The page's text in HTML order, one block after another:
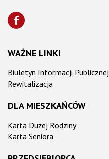
WAŻNE LINKI
Biuletyn Informacji Publicznej
Rewitalizacja
DLA MIESZKAŃCÓW
Karta Dużej Rodziny
Karta Seniora